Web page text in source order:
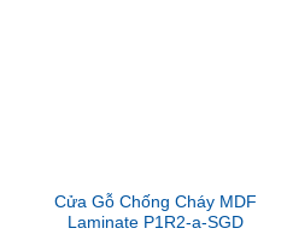
Cửa Gỗ Chống Cháy MDF
Laminate P1R2-a-SGD